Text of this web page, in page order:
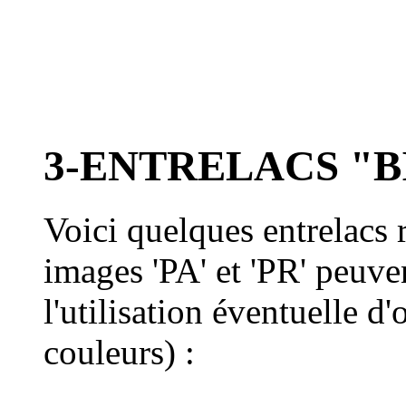
3-ENTRELACS
Voici quelques entrelacs
images 'PA' et 'PR'
l'utilisation éventuelle
couleurs) :